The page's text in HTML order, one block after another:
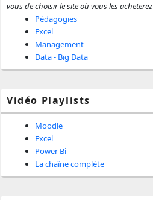
vous de choisir le site où vous les acheterez
Pédagogies
Excel
Management
Data - Big Data
Vidéo Playlists
Moodle
Excel
Power Bi
La chaîne complète